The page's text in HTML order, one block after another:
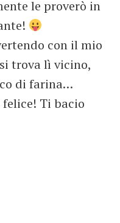
le proverò in
con il mio
trova lì vicino,
di farina…
Ti bacio